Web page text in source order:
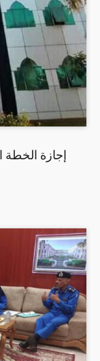
إجازة الخطة